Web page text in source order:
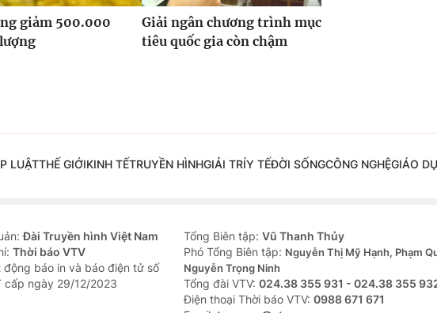
giảm 500.000
Giải ngân chương trình mục
tiêu quốc gia còn chậm
LUẬTTHẾ GIỚIKINH TẾTRUYỀN HÌNHGIẢI TRÍY TẾĐỜI SỐNGCÔNG NGHỆGIÁO
Đài Truyền hình Việt Nam
Thời báo VTV
động báo in và báo điện tử số
cấp ngày 29/12/2023
Tổng Biên tập: Vũ Thanh Thủy
Phó Tổng Biên tập: Nguyễn Thị Mỹ Hạnh, Phạm
Nguyễn Trọng Ninh
Tổng đài VTV: 024.38 355 931 - 024.38 355
Ðiện thoại Thời báo VTV: 0988 671 671